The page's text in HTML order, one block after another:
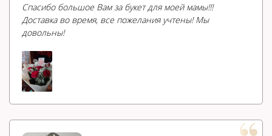
Спасибо большое Вам за букет для моей мамы!!!
Доставка во время, все пожелания учтены! Мы
довольны!